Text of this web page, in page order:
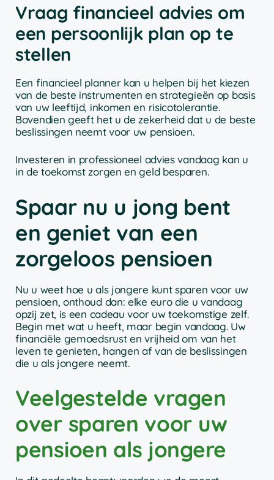
Vraag financieel advies om
een persoonlijk plan op te
stellen
Een financieel planner kan u helpen bij het kiezen
van de beste instrumenten en strategieën op basis
van uw leeftijd, inkomen en risicotolerantie.
Bovendien geeft het u de zekerheid dat u de beste
beslissingen neemt voor uw pensioen.
Investeren in professioneel advies vandaag kan u
in de toekomst zorgen en geld besparen.
Spaar nu u jong bent
en geniet van een
zorgeloos pensioen
Nu u weet hoe u als jongere kunt sparen voor uw
pensioen, onthoud dan: elke euro die u vandaag
opzij zet, is een cadeau voor uw toekomstige zelf.
Begin met wat u heeft, maar begin vandaag. Uw
financiële gemoedsrust en vrijheid om van het
leven te genieten, hangen af van de beslissingen
die u als jongere neemt.
Veelgestelde vragen
over sparen voor uw
pensioen als jongere